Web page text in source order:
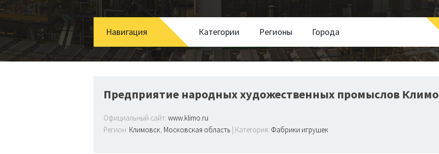
Навигация Категории Регионы Города
Предприятие народных художественных промыслов Климо
Официальный сайт: www.klimo.ru
Регион: Климовск, Московская область | Категория: Фабрики игрушек